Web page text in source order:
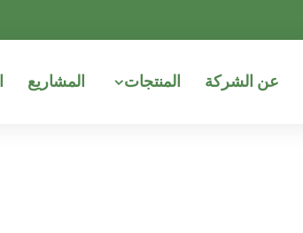
عن الشركة المنتجات المشاريع